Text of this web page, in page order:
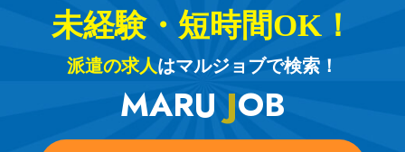
未経験・短時間OK！
派遣の求人はマルジョブで検索！
MARU JOB